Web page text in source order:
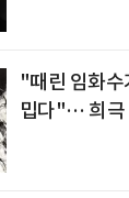
"때린 임화수
밉다"… 희극